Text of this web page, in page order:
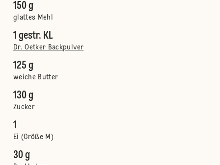
150 g
glattes Mehl
1 gestr. KL
Dr. Oetker Backpulver
125 g
weiche Butter
130 g
Zucker
1
Ei (Größe M)
30 g